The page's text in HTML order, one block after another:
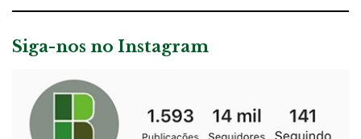
Siga-nos no Instagram